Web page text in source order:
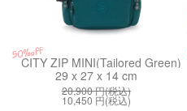
50%off
CITY ZIP MINI(Tailored Green)
29 x 27 x 14 cm
20,900円(税込)
10,450 円(税込)